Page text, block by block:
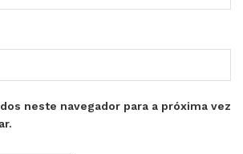
neste navegador para a próxima vez